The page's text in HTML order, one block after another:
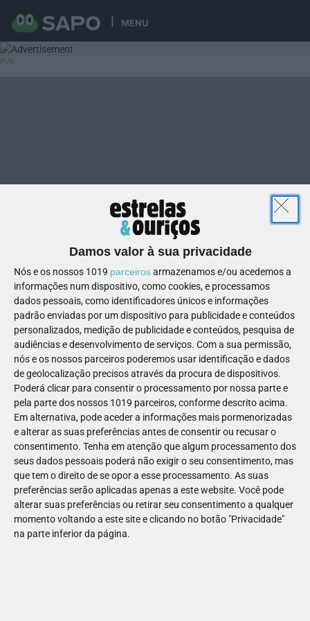
MENU
Damos valor à sua privacidade
Nós e os nossos 1019 parceirosarmazenamos e/ou acedemos a
informações num dispositivo, como cookies, e processamos
dados pessoais, como identificadores únicos e informações
padrão enviadas por um dispositivo para publicidade e conteúdos
personalizados, medição de publicidade e conteúdos, pesquisa de
audiências e desenvolvimento de serviços. Com a sua permissão,
nós e os nossos parceiros poderemos usar identificação e dados
de geolocalização precisos através da procura de dispositivos.
Poderá clicar para consentir o processamento por nossa parte e
pela parte dos nossos 1019 parceiros, conforme descrito acima.
Em alternativa, pode aceder a informações mais pormenorizadas
e alterar as suas preferências antes de consentir ou recusar o
consentimento. Tenha em atenção que algum processamento dos
seus dados pessoais poderá não exigir o seu consentimento, mas
que tem o direito de se opor a esse processamento. As suas
preferências serão aplicadas apenas a este website. Você pode
alterar suas preferências ou retirar seu consentimento a qualquer
momento voltando a este site e clicando no botão "Privacidade"
na parte inferior da página.
10
1102451849575186